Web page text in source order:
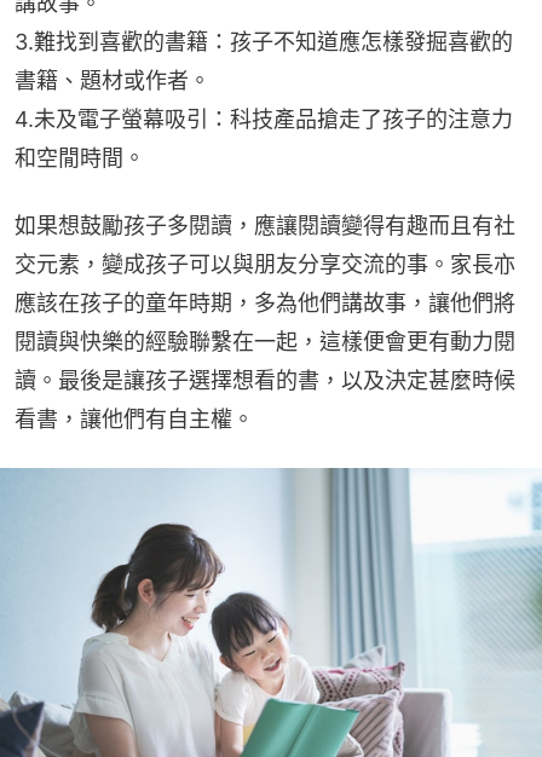
3.難找到喜歡的書籍：孩子不知道應怎樣發掘喜歡的
書籍、題材或作者。
4.未及電子螢幕吸引：科技產品搶走了孩子的注意力
和空閒時間。
如果想鼓勵孩子多閱讀，應讓閱讀變得有趣而且有社
交元素，變成孩子可以與朋友分享交流的事。家長亦
應該在孩子的童年時期，多為他們講故事，讓他們將
閱讀與快樂的經驗聯繫在一起，這樣便會更有動力閱
讀。最後是讓孩子選擇想看的書，以及決定甚麼時候
看書，讓他們有自主權。